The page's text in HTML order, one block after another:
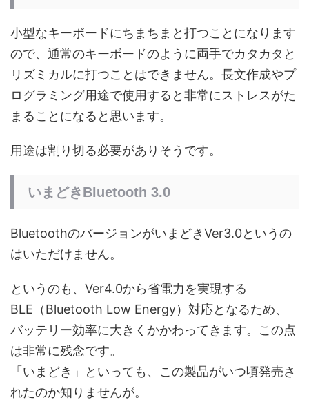
小型なキーボードにちまちまと打つことになります
ので、通常のキーボードのように両手でカタカタと
リズミカルに打つことはできません。長文作成やプ
ログラミング用途で使用すると非常にストレスがた
まることになると思います。
用途は割り切る必要がありそうです。
いまどきBluetooth 3.0
BluetoothのバージョンがいまどきVer3.0というの
はいただけません。
というのも、Ver4.0から省電力を実現する
BLE（Bluetooth Low Energy）対応となるため、
バッテリー効率に大きくかかわってきます。この点
は非常に残念です。
「いまどき」といっても、この製品がいつ頃発売さ
れたのか知りませんが。